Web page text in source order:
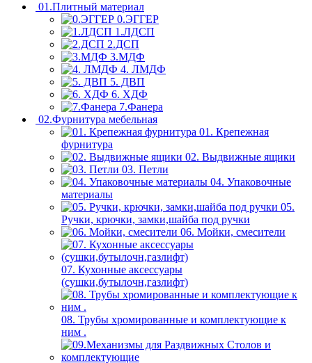
01.Плитный материал
0.ЭГГЕР
1.ЛДСП
2.ДСП
3.МДФ
4. ЛМДФ
5. ДВП
6. ХДФ
7.Фанера
02.Фурнитура мебельная
01. Крепежная
фурнитура
02. Выдвижные ящики
03. Петли
04. Упаковочные
материалы
05.
Ручки, крючки, замки,шайба под ручки
06. Мойки, смесители
07. Кухонные аксессуары
(сушки,бутылочн,газлифт)
08. Трубы хромированные и комплектующие к
ним .